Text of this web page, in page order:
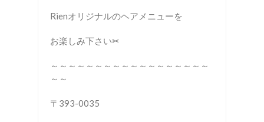
Rienオリジナルのヘアメニューを
お楽しみ下さい✂︎
～～～～～～～～～～～～～～～～～～
～～
〒393-0035